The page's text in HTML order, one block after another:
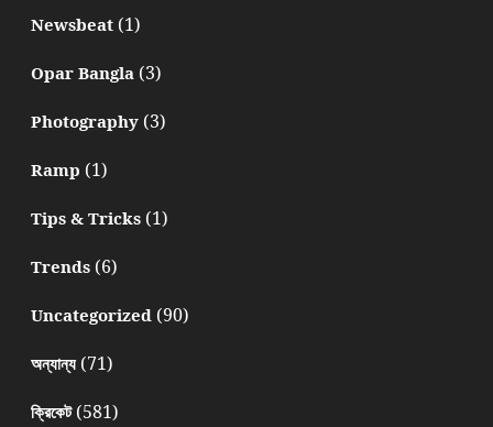
Newsbeat(1)
Opar Bangla(3)
Photography(3)
Ramp (1)
Tips & Tricks(1)
Trends(6)
Uncategorized(90)
অন্যান্য(71)
ক্রিকেট(581)